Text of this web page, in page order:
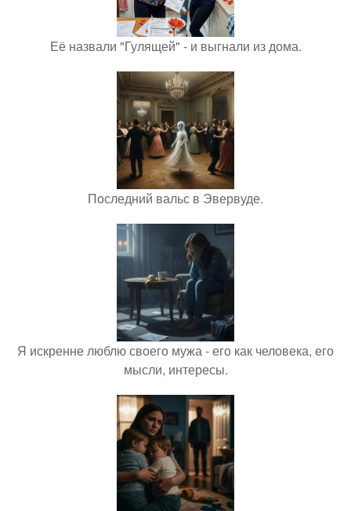
Её назвали "Гулящей" - и выгнали из дома.
Последний вальс в Эвервуде.
Я искренне люблю своего мужа - его как человека, его
мысли, интересы.